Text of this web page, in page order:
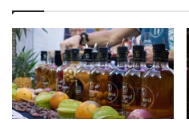
l’inflation